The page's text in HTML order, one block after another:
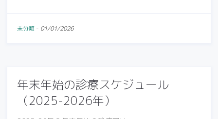
未分類 - 01/01/2026
年末年始の診療スケジュール
（2025-2026年）